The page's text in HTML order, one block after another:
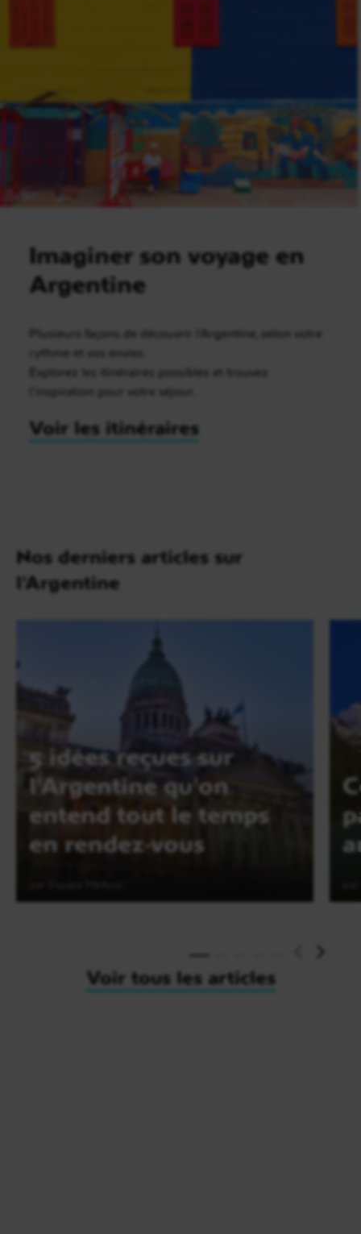
Imaginer son voyage en
Argentine
Plusieurs façons de découvrir l’Argentine, selon votre
rythme et vos envies.
Explorez les itinéraires possibles et trouvez
l’inspiration pour votre séjour.
Voir les itinéraires
Nos derniers articles sur
l'Argentine
5 idées reçues sur
l'Argentine qu'on
entend tout le temps
en rendez-vous
Voir tous les articles